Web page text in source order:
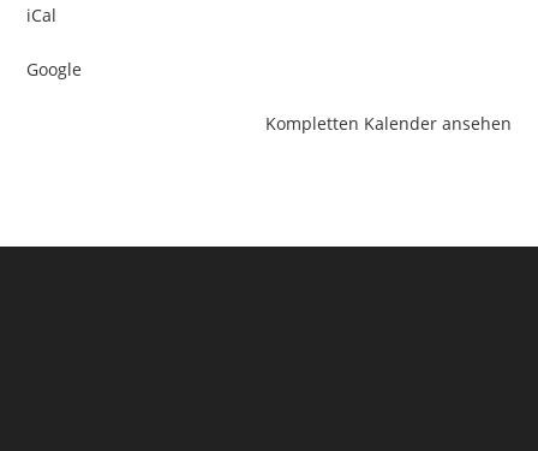
iCal
Google
Kompletten Kalender ansehen